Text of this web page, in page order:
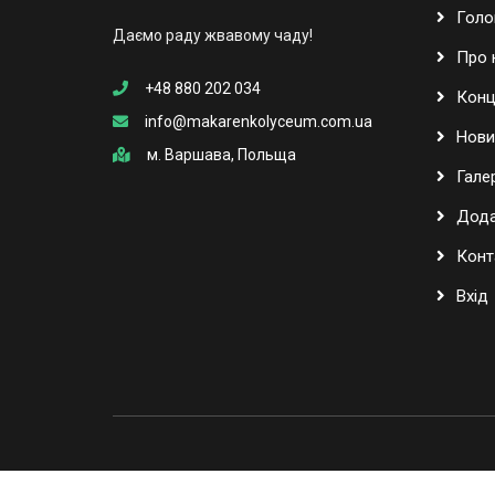
Даємо раду жвавому чаду!
+48 880 202 034
info@makarenkolyceum.com.ua
м. Варшава, Польща
Про
Вхід